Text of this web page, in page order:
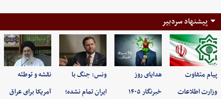
پیشنهاد سردبیر
پیام متفاوت
وزارت اطلاعات
هدایای روز
خبرنگار ۱۴۰۵
ونس: جنگ با
ایران تمام نشده؛
نقشه و توطئه
آمریکا برای عراق